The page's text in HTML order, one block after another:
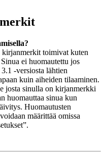
toimivat kuten
ei huomautettu jos
-versiosta lähtien
kuin aiheiden tilaaminen.
josta sinulla on kirjanmerkki
huomauttaa sinua kun
Huomautusten
määrittää omissa